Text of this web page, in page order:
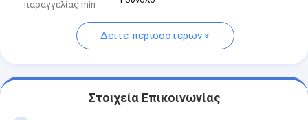
παραγγελίας min
Δείτε περισσότερων
Στοιχεία Επικοινωνίας